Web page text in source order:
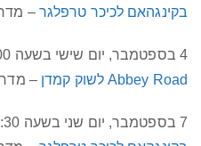
בקינגהאם לכיכר טרפלגר –
4 בספטמבר, יום שישי בשעה 10:00 – צפון מערב לונדון
Abbey Road לשוק קמדן
–
7 בספטמבר, יום שני בשעה 09:30 – סיור קלאסי –